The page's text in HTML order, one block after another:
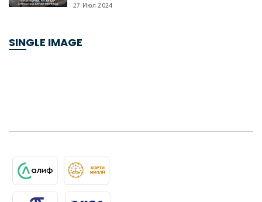
27 Июл 2024
SINGLE IMAGE